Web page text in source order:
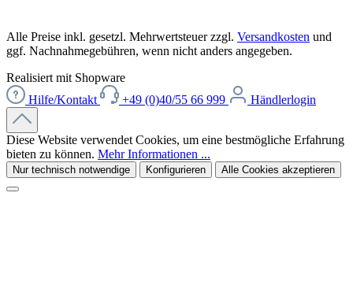
Alle Preise inkl. gesetzl. Mehrwertsteuer zzgl. Versandkosten und
ggf. Nachnahmegebühren, wenn nicht anders angegeben.
Realisiert mit Shopware
Hilfe/Kontakt
+49 (0)40/55 66 999 Händlerlogin
Diese Website verwendet Cookies, um eine bestmögliche Erfahrung
bieten zu können. Mehr Informationen ...
Nur technisch notwendige Konfigurieren Alle Cookies akzeptieren